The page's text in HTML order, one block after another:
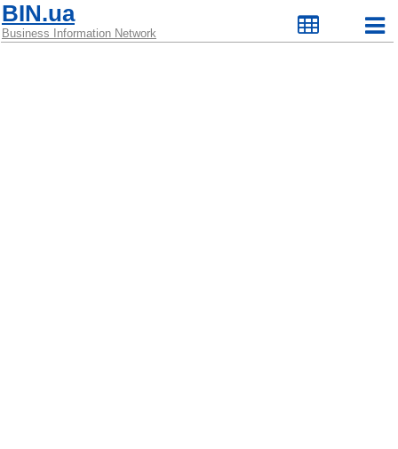
BIN.ua
Business Information Network